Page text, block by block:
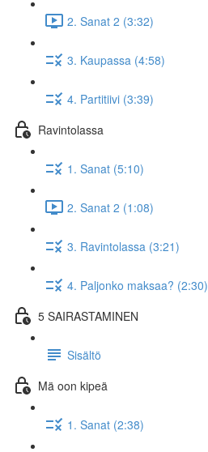
2. Sanat 2 (3:32)
3. Kaupassa (4:58)
4. Partitiivi (3:39)
Ravintolassa
1. Sanat (5:10)
2. Sanat 2 (1:08)
3. Ravintolassa (3:21)
4. Paljonko maksaa? (2:30)
5 SAIRASTAMINEN
Sisältö
Mä oon kipeä
1. Sanat (2:38)